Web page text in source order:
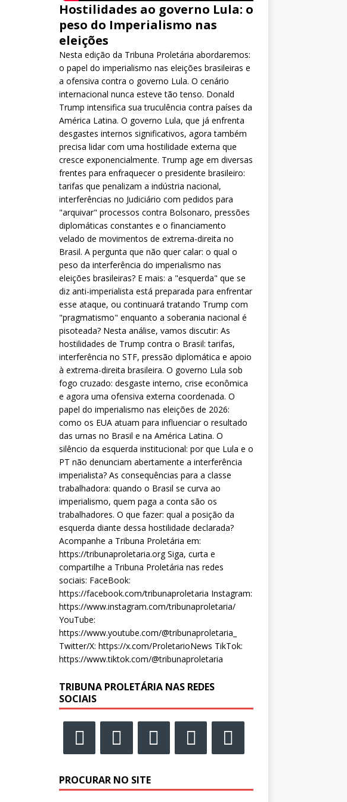
Hostilidades ao governo Lula: o
peso do Imperialismo nas
eleições
Nesta edição da Tribuna Proletária abordaremos:
o papel do imperialismo nas eleições brasileiras e
a ofensiva contra o governo Lula. O cenário
internacional nunca esteve tão tenso. Donald
Trump intensifica sua truculência contra países da
América Latina. O governo Lula, que já enfrenta
desgastes internos significativos, agora também
precisa lidar com uma hostilidade externa que
cresce exponencialmente. Trump age em diversas
frentes para enfraquecer o presidente brasileiro:
tarifas que penalizam a indústria nacional,
interferências no Judiciário com pedidos para
"arquivar" processos contra Bolsonaro, pressões
diplomáticas constantes e o financiamento
velado de movimentos de extrema-direita no
Brasil. A pergunta que não quer calar: o qual o
peso da interferência do imperialismo nas
eleições brasileiras? E mais: a "esquerda" que se
diz anti-imperialista está preparada para enfrentar
esse ataque, ou continuará tratando Trump com
"pragmatismo" enquanto a soberania nacional é
pisoteada? Nesta análise, vamos discutir: As
hostilidades de Trump contra o Brasil: tarifas,
interferência no STF, pressão diplomática e apoio
à extrema-direita brasileira. O governo Lula sob
fogo cruzado: desgaste interno, crise econômica
e agora uma ofensiva externa coordenada. O
papel do imperialismo nas eleições de 2026:
como os EUA atuam para influenciar o resultado
das urnas no Brasil e na América Latina. O
silêncio da esquerda institucional: por que Lula e o
PT não denunciam abertamente a interferência
imperialista? As consequências para a classe
trabalhadora: quando o Brasil se curva ao
imperialismo, quem paga a conta são os
trabalhadores. O que fazer: qual a posição da
esquerda diante dessa hostilidade declarada?
Acompanhe a Tribuna Proletária em:
https://tribunaproletaria.org Siga, curta e
compartilhe a Tribuna Proletária nas redes
sociais: FaceBook:
https://facebook.com/tribunaproletaria Instagram:
https://www.instagram.com/tribunaproletaria/
YouTube:
https://www.youtube.com/@tribunaproletaria_
Twitter/X: https://x.com/ProletarioNews TikTok:
https://www.tiktok.com/@tribunaproletaria
TRIBUNA PROLETÁRIA NAS REDES
SOCIAIS
PROCURAR NO SITE